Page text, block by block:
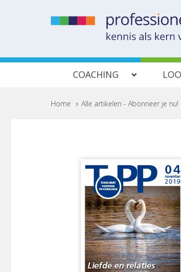
COACHING
Home > Alle artikelen - Abonneer je nu!